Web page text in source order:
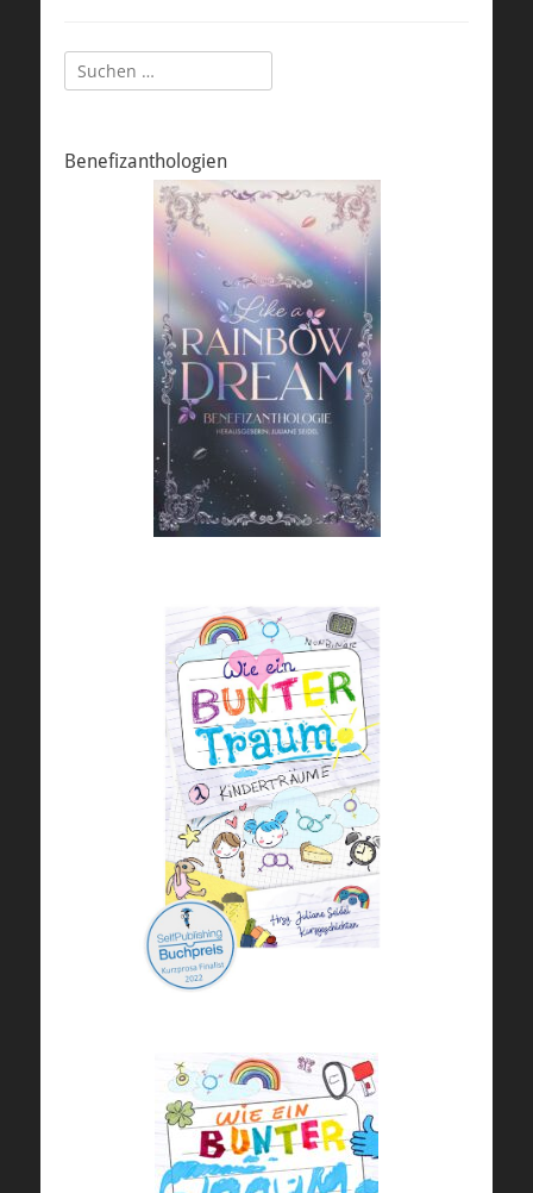
Suchen
nach:
Benefizanthologien